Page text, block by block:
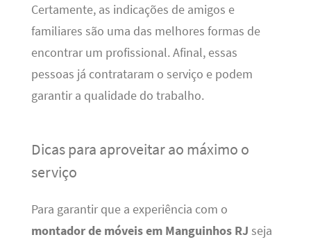
Certamente, as indicações de amigos e
familiares são uma das melhores formas de
encontrar um profissional. Afinal, essas
pessoas já contrataram o serviço e podem
garantir a qualidade do trabalho.
Dicas para aproveitar ao máximo o
serviço
Para garantir que a experiência com o
montador de móveis em Manguinhos RJ seja